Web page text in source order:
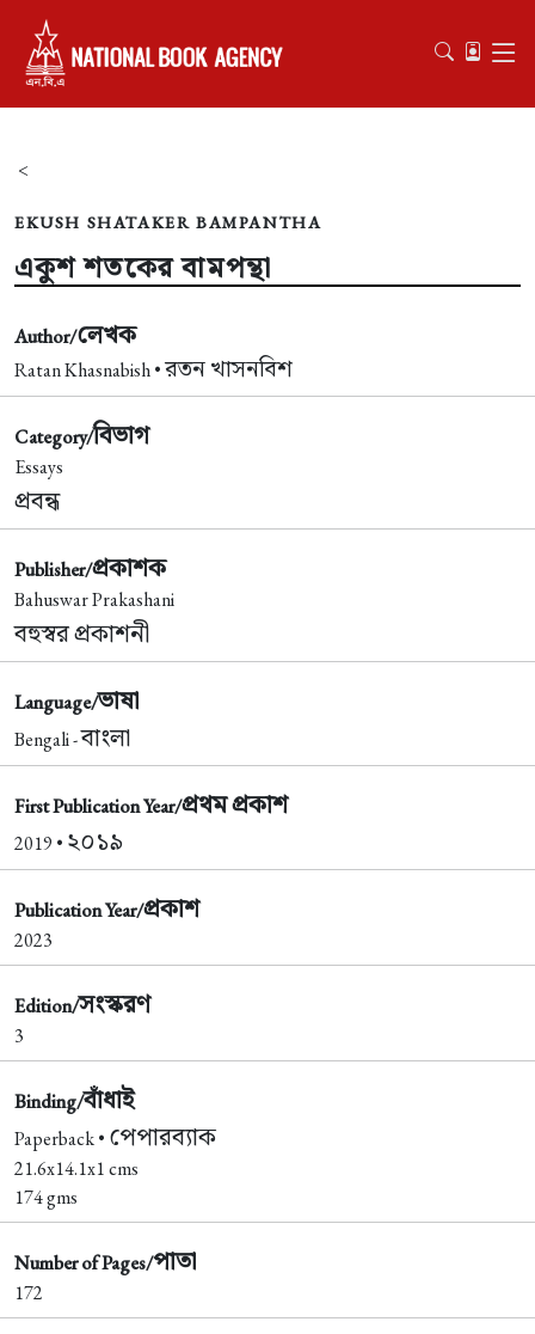
<
EKUSH SHATAKER BAMPANTHA
একুশ শতকের বামপন্থা
Author/লেখক
Ratan Khasnabish •রতন খাসনবিশ
Category/বিভাগ
Essays
প্রবন্ধ
Publisher/প্রকাশক
Bahuswar Prakashani
বহুস্বর প্রকাশনী
Language/ভাষা
Bengali -বাংলা
First Publication Year/প্রথম প্রকাশ
2019 • ২০১৯
Publication Year/প্রকাশ
2023
Edition/সংস্করণ
3
Binding/বাঁধাই
Paperback • পেপারব্যাক
21.6x14.1x1 cms
174 gms
Number of Pages/পাতা
172